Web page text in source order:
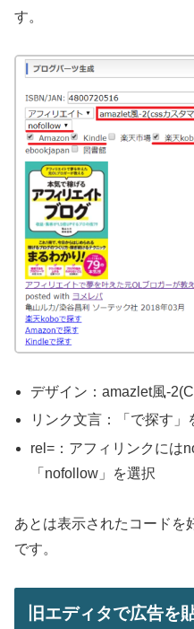
す。
デザイン：amazlet風-
リンク文言：「で探す」
rel=：アフィリンクには
「nofollow」を選択
あとは表示されたコードを
です。
旧エディタで広告を